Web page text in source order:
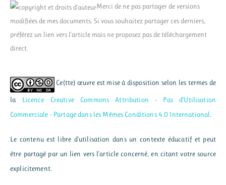
Merci de ne pas partager de versions
modifiées de mes documents. Si vous souhaitez partager ces derniers,
préférez un lien vers l'article mais ne proposez pas de téléchargement
direct.
Ce(tte) œuvre est mise à disposition selon les termes de
la Licence Creative Commons Attribution - Pas d’Utilisation
Commerciale - Partage dans les Mêmes Conditions 4.0 International
Le contenu est libre d'utilisation dans un contexte éducatif et peut
être partagé par un lien vers l'article concerné, en citant votre source
explicitement.